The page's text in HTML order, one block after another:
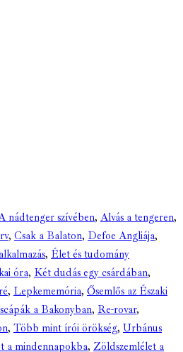
nádtenger szívében, Alvás a tengeren,
, Csak a Balaton, Defoe Angliája,
, Élet és tudomány
óra, Két dudás egy csárdában,
, Lepkememória, Ősemlős az Északi
a Bakonyban, Re-rovar,
, Több mint írói örökség, Urbánus
a mindennapokba, Zöldszemlélet a